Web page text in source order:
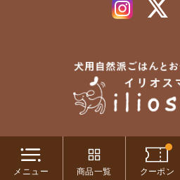
Copyright c iliosmile All
メニュー 商品一覧 クーポン